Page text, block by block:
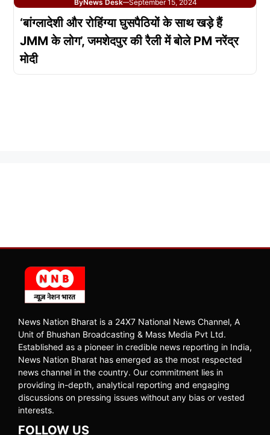
ByNews Desk—September 15, 2024
‘बांग्लादेशी और रोहिंग्या घुसपैठियों के साथ खड़े हैं
JMM के लोग’, जमशेदपुर की रैली में बोले PM नरेंद्र
मोदी
News Nation Bharat is a 24X7 National News Channel, A
Unit of Bhushan Broadcasting & Mass Media Pvt Ltd.
Established as a pioneer in credible news reporting in India,
News Nation Bharat has emerged as the most respected
news channel in the country. Our commitment lies in
providing in-depth, analytical reporting and engaging
discussions on pressing issues without any bias or vested
interests.
FOLLOW US